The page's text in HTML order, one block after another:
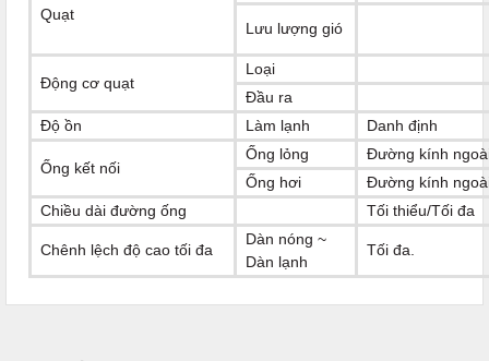
Quạt
Lưu lượng gió
Động cơ quạt
Loại
Đầu ra
Độ ồn
Làm lạnh Danh định
Ống kết nối
Ống lỏng
Đường kính
Ống hơi
Đường kính
Chiều dài đường ống
Tối thiểu/Tối đa
Chênh lệch độ cao tối đa
Dàn nóng ~
Dàn lạnh
Tối đa.